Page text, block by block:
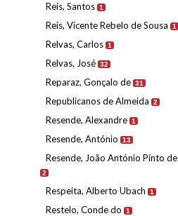
Reis, Santos 1
Reis, Vicente Rebelo de Sousa 1
Relvas, Carlos 1
Relvas, José 32
Reparaz, Gonçalo de 31
Republicanos de Almeida 2
Resende, Alexandre 1
Resende, António 13
Resende, João António Pinto de
2
Respeita, Alberto Ubach 1
Restelo, Conde do 1